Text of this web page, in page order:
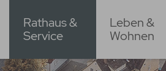
Rathaus &
Service
Leben &
Wohnen